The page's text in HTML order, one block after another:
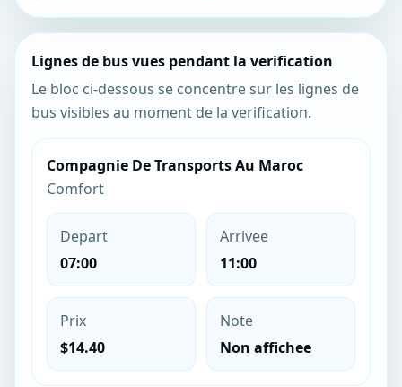
Lignes de bus vues pendant la verification
Le bloc ci-dessous se concentre sur les lignes de
bus visibles au moment de la verification.
Compagnie De Transports Au Maroc
Comfort
Depart
07:00
Arrivee
11:00
Prix
$14.40
Note
Non affichee